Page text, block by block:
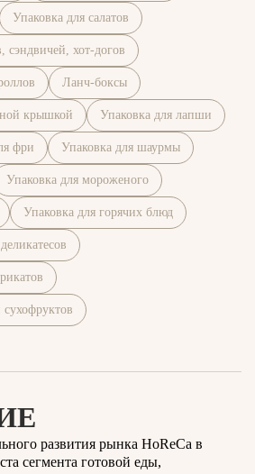
Упаковка для салатов
сэндвичей, хот-догов
Ланч-боксы
крышкой Упаковка для лапши
фри Упаковка для шаурмы
Упаковка для мороженого
Упаковка для горячих блюд
сухофруктов
развития рынка HoReCa в
сегмента готовой еды,